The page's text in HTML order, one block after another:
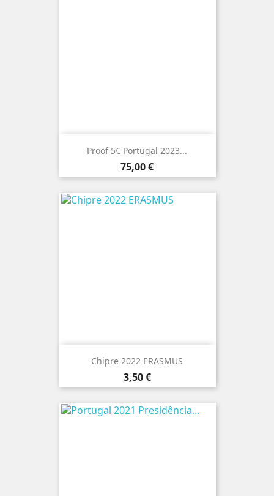
Proof 5€ Portugal 2023...
Preço
75,00 €
Chipre 2022 ERASMUS
Preço
3,50 €